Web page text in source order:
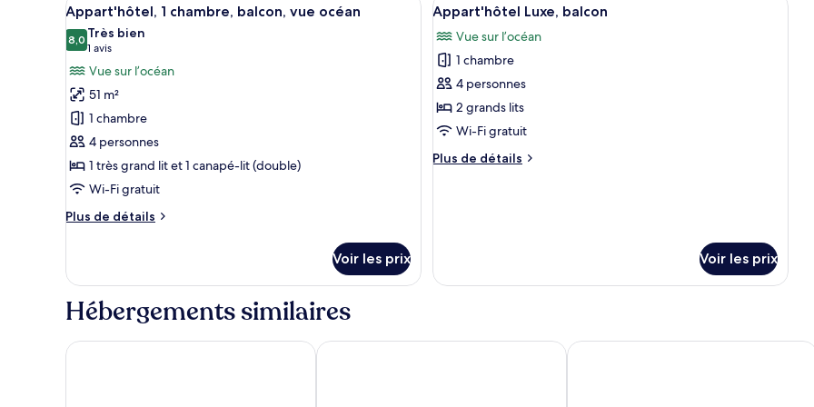
océan
de
chambre
Appart'hôtel,
chambres,
baignoire
à
jets,
vue
toutes
les
photos
pour
ce
type
de
chambre :
Appart'hôtel,
1
vue
9
Appart'hôtel, 1 chambre, balcon, vue océan
8,08,0 sur 10
Très bien
1 avis
(1 avis)
Vue sur l’océan
51 m²
1 chambre
4 personnes
1 très grand lit et 1 canapé-lit (double)
Wi-Fi gratuit
Plus de détails
Plus
le
type
de
Appart'hôtel,
Voir les prix
toutes
les
photos
pour
ce
type
chambre :
15
Appart'hôtel Luxe, balcon
Vue sur l’océan
1 chambre
4 personnes
2 grands lits
Wi-Fi gratuit
Plus de détails
Plus
chambre
Appart'hôtel
Voir les prix
Hébergements similaires
Sandy Beach Oceanfront Resort Bermuda Sands on the Boardwalk Bay View Resort